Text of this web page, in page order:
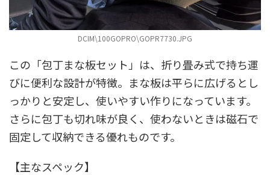
DCIM\100GOPRO\GOPR7730.JPG
この「包丁まな板セット」は、折り畳み式で持ち運
びに便利な設計が特徴。まな板は平らに広げるとし
っかりと安定し、使いやすい作りになっています。
さらに包丁も切れ味が良く、使わないときは磁石で
固定して収納できる優れものです。
【主なスペック】